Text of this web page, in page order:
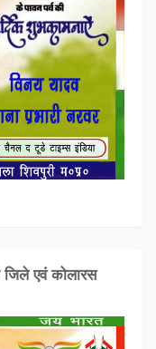
जिले एवं कोलारस